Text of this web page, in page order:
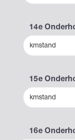
14e
kmstand
15e
kmstand
16e